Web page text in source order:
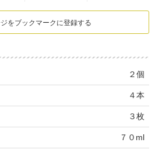
をブックマークに登録する
２個
４本
３枚
７０ml